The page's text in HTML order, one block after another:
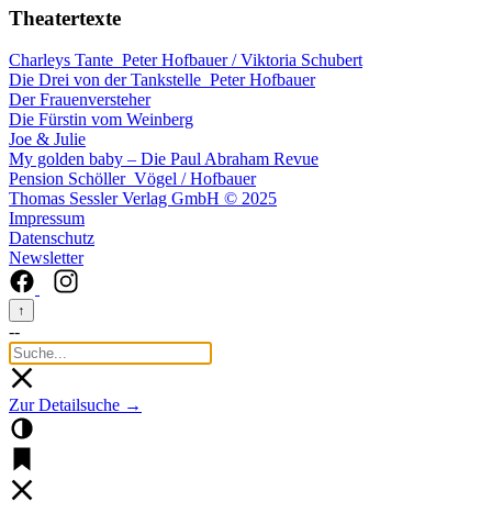
Theatertexte
Charleys Tante Peter Hofbauer / Viktoria Schubert
Die Drei von der Tankstelle Peter Hofbauer
Der Frauenversteher
Die Fürstin vom Weinberg
Joe & Julie
My golden baby – Die Paul Abraham Revue
Pension Schöller Vögel / Hofbauer
Thomas Sessler Verlag GmbH © 2025
Impressum
Datenschutz
Newsletter
↑
--
Zur Detailsuche →